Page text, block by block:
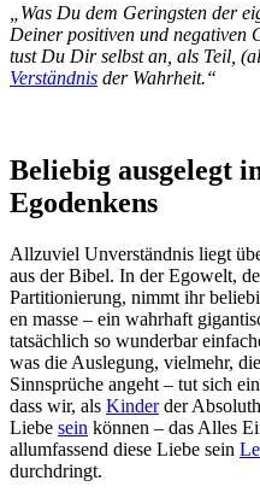
„Was Du dem Geringsten der
Deiner positiven und negativen
tust Du Dir selbst an, als Teil,
Verständnis der Wahrheit.“
Beliebig ausgelegt
Egodenkens
Allzuviel Unverständnis liegt
aus der Bibel. In der Egowelt,
Partitionierung, nimmt ihr
en masse – ein wahrhaft
tatsächlich so wunderbar
was die Auslegung, vielmehr,
Sinnsprüche angeht – tut sich
dass wir, als Kinderder
Liebe sein können – das Alles
allumfassend diese Liebe sein
durchdringt.